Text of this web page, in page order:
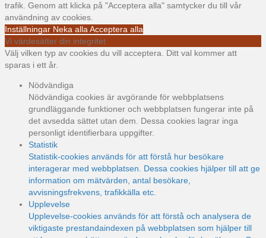
trafik. Genom att klicka på "Acceptera alla" samtycker du till vår
användning av cookies.
Inställningar Neka alla Acceptera alla
Vi värdesätter din integritet
Välj vilken typ av cookies du vill acceptera. Ditt val kommer att
sparas i ett år.
Nödvändiga
Nödvändiga cookies är avgörande för webbplatsens
grundläggande funktioner och webbplatsen fungerar inte på
det avsedda sättet utan dem. Dessa cookies lagrar inga
personligt identifierbara uppgifter.
Statistik
Statistik-cookies används för att förstå hur besökare
interagerar med webbplatsen. Dessa cookies hjälper till att ge
information om mätvärden, antal besökare,
avvisningsfrekvens, trafikkälla etc.
Upplevelse
Upplevelse-cookies används för att förstå och analysera de
viktigaste prestandaindexen på webbplatsen som hjälper till